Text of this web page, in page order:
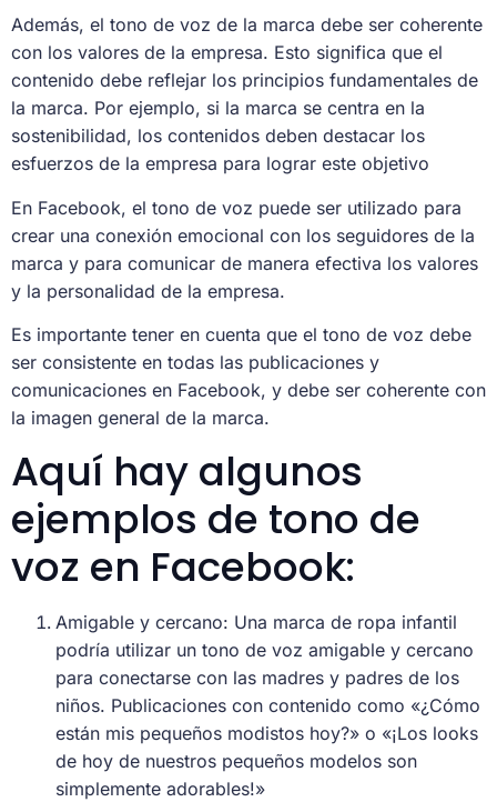
Además, el tono de voz de la marca debe ser coherente
con los valores de la empresa. Esto significa que el
contenido debe reflejar los principios fundamentales de
la marca. Por ejemplo, si la marca se centra en la
sostenibilidad, los contenidos deben destacar los
esfuerzos de la empresa para lograr este objetivo
En Facebook, el tono de voz puede ser utilizado para
crear una conexión emocional con los seguidores de la
marca y para comunicar de manera efectiva los valores
y la personalidad de la empresa.
Es importante tener en cuenta que el tono de voz debe
ser consistente en todas las publicaciones y
comunicaciones en Facebook, y debe ser coherente con
la imagen general de la marca.
Aquí hay algunos
ejemplos de tono de
voz en Facebook:
Amigable y cercano: Una marca de ropa infantil
podría utilizar un tono de voz amigable y cercano
para conectarse con las madres y padres de los
niños. Publicaciones con contenido como «¿Cómo
están mis pequeños modistos hoy?» o «¡Los looks
de hoy de nuestros pequeños modelos son
simplemente adorables!»